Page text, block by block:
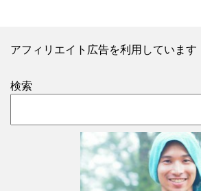
アフィリエイト広告を利用しています
検索